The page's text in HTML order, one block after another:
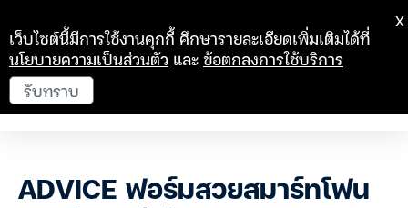
ADVICE ฟอร์มสวยสมาร์ทโฟน
เว็บไซต์นี้มีการใช้งานคุกกี้ ศึกษารายละเอียดเพิ่มเติมได้ที่
นโยบายความเป็นส่วนตัว และข้อตกลงการใช้บริการ
รับทราบ
X